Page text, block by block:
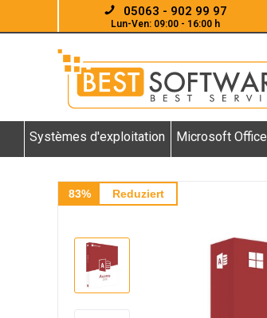
05063 - 902 99 97
Lun-Ven: 09:00 - 16:00 h
Systèmes d'exploitation Microsoft Office
83% Reduziert